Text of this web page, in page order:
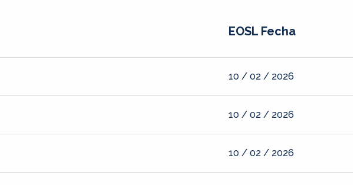
EOSL Fecha
10 / 02 / 2026
10 / 02 / 2026
10 / 02 / 2026